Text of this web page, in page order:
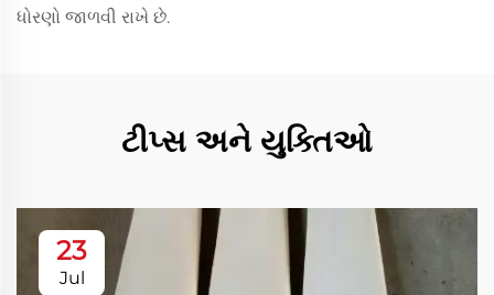
ધોરણો જાળવી રાખે છે.
ટીપ્સ અને યુક્તિઓ
23
Jul